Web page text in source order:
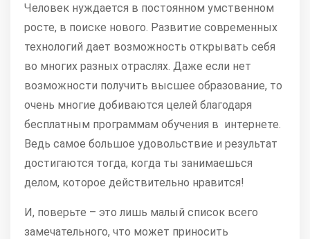
Человек нуждается в постоянном умственном
росте, в поиске нового. Развитие современных
технологий дает возможность открывать себя
во многих разных отраслях. Даже если нет
возможности получить высшее образование, то
очень многие добиваются целей благодаря
бесплатным программам обучения в интернете.
Ведь самое большое удовольствие и результат
достигаются тогда, когда ты занимаешься
делом, которое действительно нравится!
И, поверьте – это лишь малый список всего
замечательного, что может приносить